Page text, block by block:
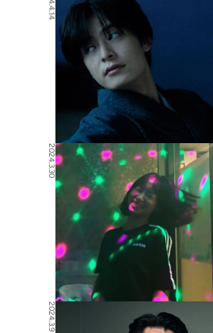
2024.3.30
2024.3.9